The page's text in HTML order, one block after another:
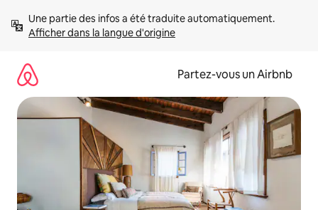
directement
Afficher dans la langue d'origine
Partez-vous un Airbnb